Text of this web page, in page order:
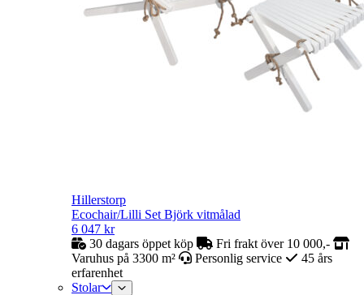
Hillerstorp
Ecochair/Lilli Set Björk vitmålad
6 047 kr
30 dagars öppet köp
Fri frakt över 10 000,-
Varuhus på 3300 m²
Personlig service
45 års
erfarenhet
Stolar